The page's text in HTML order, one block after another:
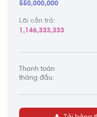
550,000,000
Lãi cần trả:
1,146,333,333
Thanh toán
tháng đầu: